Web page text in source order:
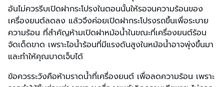
อันไม่ควรรีบเปิดฝากระโปรงในตอนนั้นให้รอจนความร้อนของ
เครื่องยนต์ลดลง แล้วจึงค่อยเปิดฝากระโปรงรถขึ้นเพื่อระบาย
ความร้อน ที่สำคัญห้ามเปิดฝาหม้อน้ำในขณะที่เครื่องยนต์ร้อน
จัดเด็ดขาด เพราะไอน้ำร้อนที่มีแรงดันสูงในหม้อน้ำอาจพุ่งขึ้นมา
และทำให้คุณบาดเจ็บได้
ข้อควรระวังคือห้ามราดน้ำที่เครื่องยนต์ เพื่อลดความร้อน เพราะ